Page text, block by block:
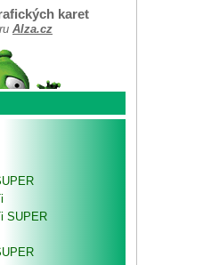
karet
Alza.cz
SUPER